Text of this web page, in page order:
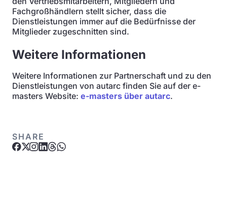
Fachgroßhändlern stellt sicher, dass die
Dienstleistungen immer auf die Bedürfnisse der
Mitglieder zugeschnitten sind.
Weitere Informationen
Weitere Informationen zur Partnerschaft und zu den
Dienstleistungen von autarc finden Sie auf der e-
masters Website: e-masters über autarc.
SHARE